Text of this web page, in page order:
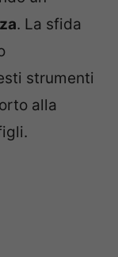
. La sfida
strumenti
alla